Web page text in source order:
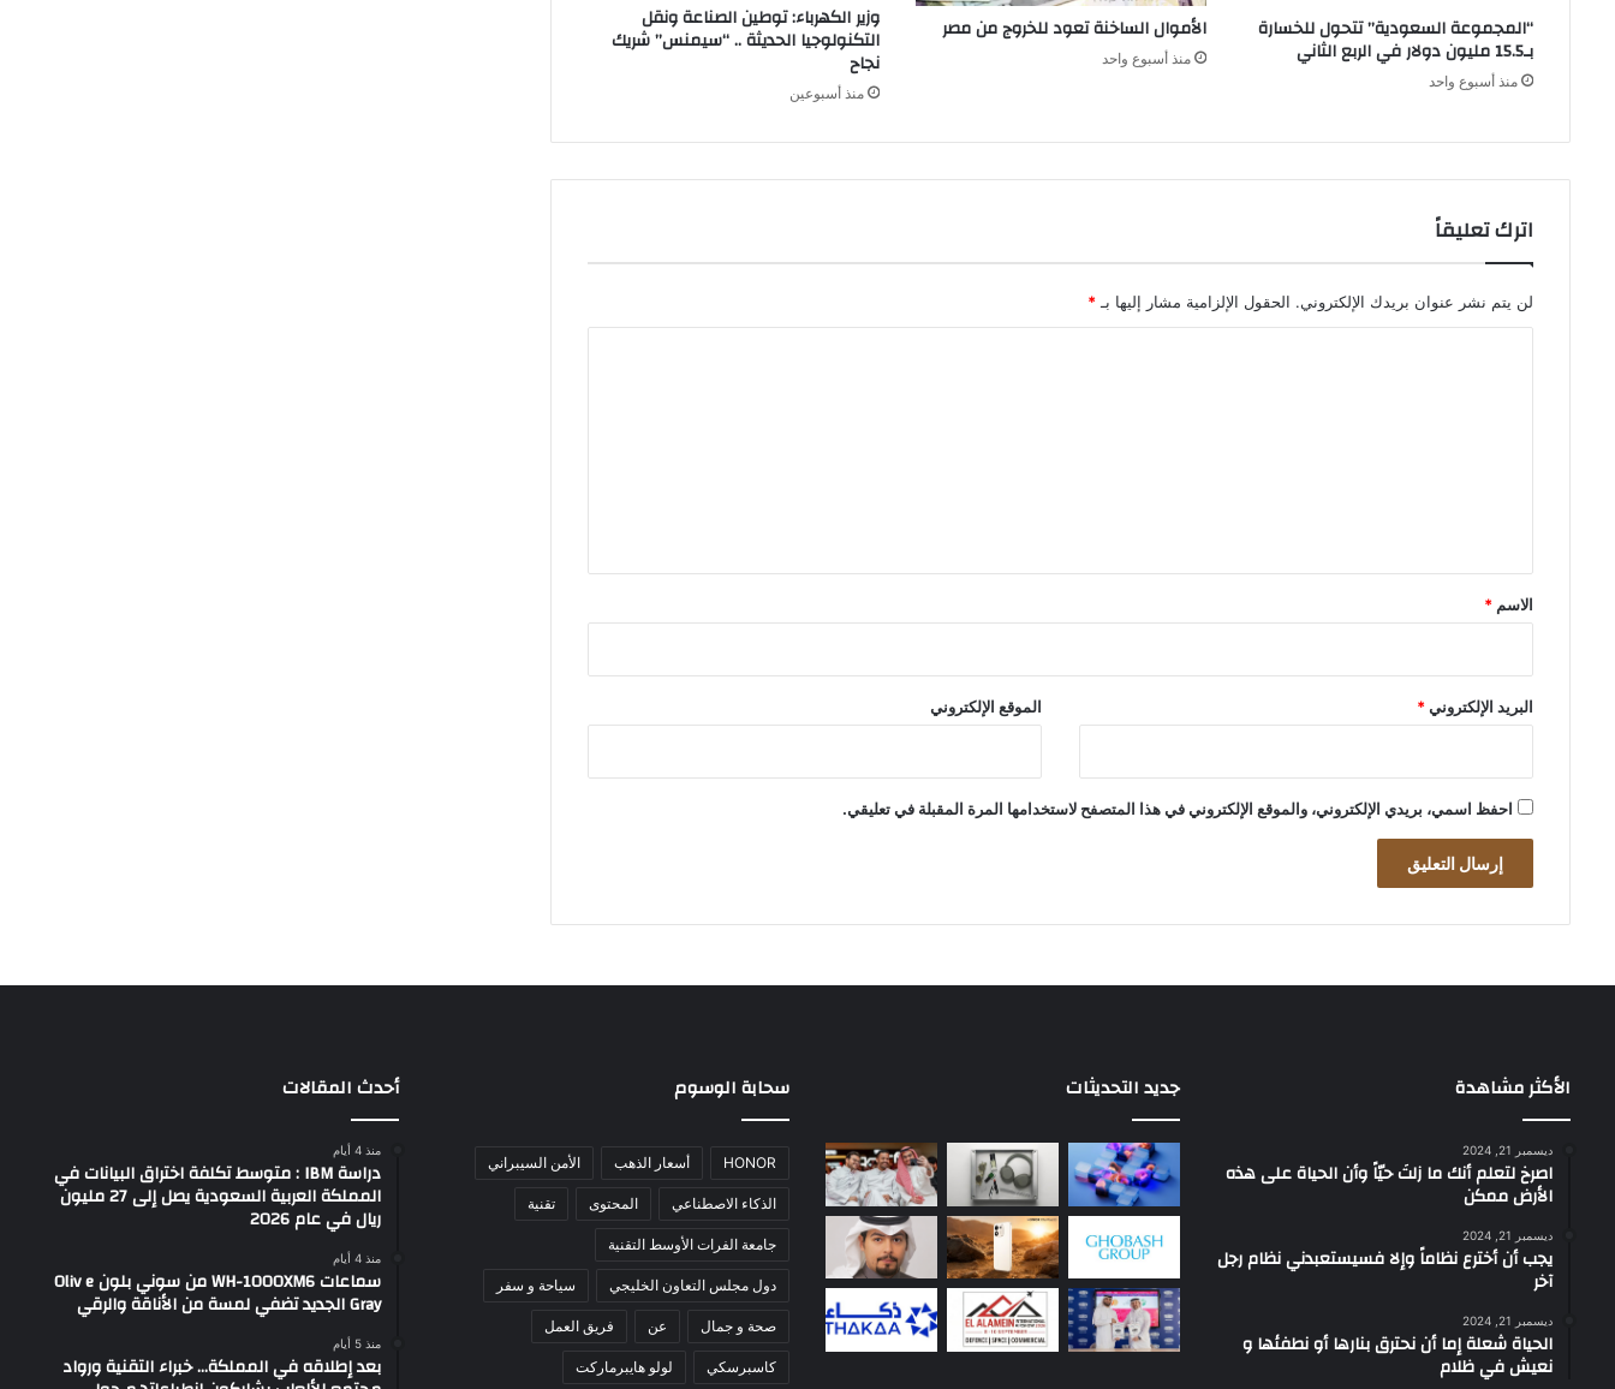
“المجموعة السعودية” تتحول للخسارة
بـ15.5 مليون دولار في الربع الثاني
منذ أسبوع واحد
الأموال الساخنة تعود للخروج من مصر
منذ أسبوع واحد
وزير الكهرباء: توطين الصناعة ونقل
التكنولوجيا الحديثة .. “سيمنس” شريك
نجاح
منذ أسبوعين
اترك تعليقاً
لن يتم نشر عنوان بريدك الإلكتروني. الحقول الإلزامية مشار إليها بـ*
*
الاسم *
البريد الإلكتروني* الموقع الإلكتروني
احفظ اسمي، بريدي الإلكتروني، والموقع الإلكتروني في هذا المتصفح لاستخدامها المرة المقبلة في تعليقي.
الأكثر مشاهدة
ديسمبر 21, 2024
‫اصرخ لتعلم أنك ما زلتَ حيّاً وأن الحياة على هذه
الأرض ممكن
ديسمبر 21, 2024
يجب أن أخترع نظاماً وإلا فسيستعبدني نظام رجل
آخر
ديسمبر 21, 2024
الحياة شعلة إما أن نحترق بنارها أو نطفئها و
نعيش في ظلام
جديد التحديثات سحابة الوسوم
HONOR أسعار الذهب الأمن السيبراني
الذكاء الاصطناعي المحتوى تقنية
جامعة الفرات الأوسط التقنية
دول مجلس التعاون الخليجي سياحة و سفر
صحة و جمال عن فريق العمل
كاسبرسكي لولو هايبرماركت
أحدث المقالات
منذ 4 أيام
دراسة IBM : متوسط تكلفة اختراق البيانات في
المملكة العربية السعودية يصل إلى 27 مليون
ريال في عام 2026
منذ 4 أيام
سماعات WH-1000XM6 من سوني بلون Oliv e
Gray الجديد تضفي لمسة من الأناقة والرقي
منذ 5 أيام
بعد إطلاقه في المملكة… خبراء التقنية ورواد